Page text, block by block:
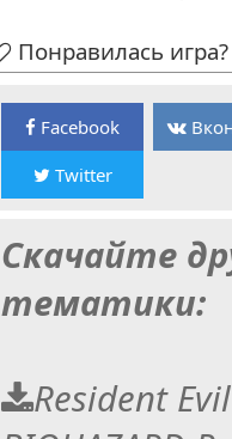
Понравилась
Facebook
Twitter
Скачайте
тематики:
Resident